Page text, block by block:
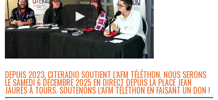
DEPUIS 2023, CITERADIO SOUTIENT L’AFM TÉLÉTHON. NOUS SERONS
LE SAMEDI 6 DÉCEMBRE 2025 EN DIRECT DEPUIS LA PLACE JEAN
JAURÈS À TOURS. SOUTENONS L’AFM TÉLÉTHON EN FAISANT UN DON !